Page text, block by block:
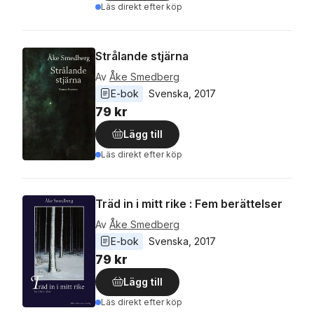
Läs direkt efter köp
Strålande stjärna
Av Åke Smedberg
E-bok
Svenska 2017
79 kr
Lägg till
Läs direkt efter köp
Träd in i mitt rike : Fem berättelser
Av Åke Smedberg
E-bok
Svenska 2017
79 kr
Lägg till
Läs direkt efter köp